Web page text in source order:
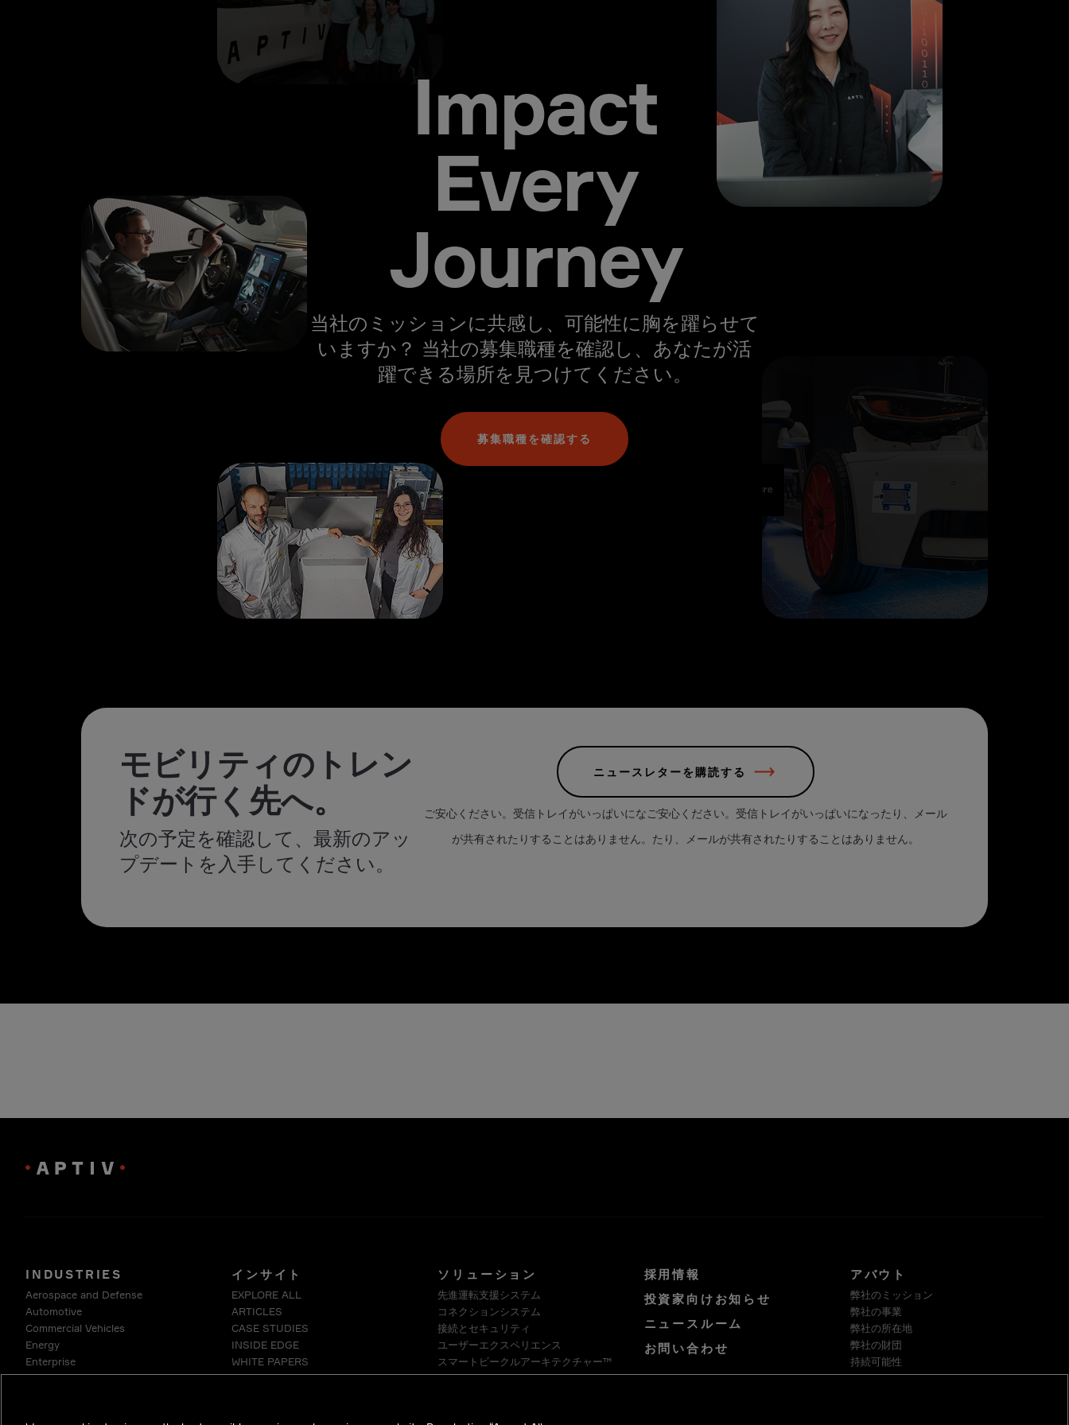
Impact
Every
Journey
当社のミッションに共感し、可能性に胸を躍らせて
いますか？ 当社の募集職種を確認し、あなたが活
躍できる場所を見つけてください。
募集職種を確認する
モビリティのトレン
ドが行く先へ。
次の予定を確認して、最新のアッ
プデートを入手してください。
ニュースレターを購読する
ご安心ください。受信トレイがいっぱいになご安心ください。受信トレイがいっぱいになったり、メール
が共有されたりすることはありません。たり、メールが共有されたりすることはありません。
INDUSTRIES
Aerospace and Defense
Automotive
Commercial Vehicles
Energy
Enterprise
Industrials & Robotics
インサイト
EXPLORE ALL
ARTICLES
CASE STUDIES
INSIDE EDGE
WHITE PAPERS
ソリューション
先進運転支援システム
コネクションシステム
接続とセキュリティ
ユーザーエクスペリエンス
スマートビークルアーキテクチャー™
ソフトウェア・プラットフォームとサー
採用情報
投資家向けお知らせ
ニュースルーム
お問い合わせ
アバウト
弊社のミッション
弊社の事業
弊社の所在地
弊社の財団
持続可能性
サプライヤー